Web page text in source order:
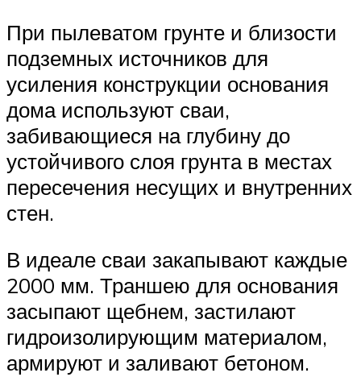
При пылеватом грунте и близости
подземных источников для
усиления конструкции основания
дома используют сваи,
забивающиеся на глубину до
устойчивого слоя грунта в местах
пересечения несущих и внутренних
стен.
В идеале сваи закапывают каждые
2000 мм. Траншею для основания
засыпают щебнем, застилают
гидроизолирующим материалом,
армируют и заливают бетоном.